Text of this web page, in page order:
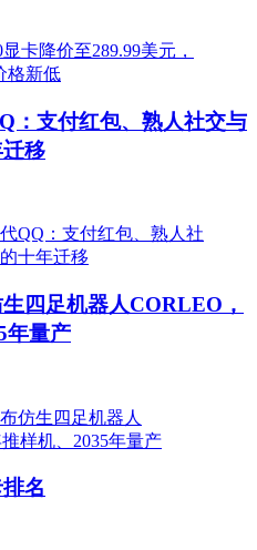
：支付红包、熟人社交与
移
四足机器人CORLEO，
年量产
名